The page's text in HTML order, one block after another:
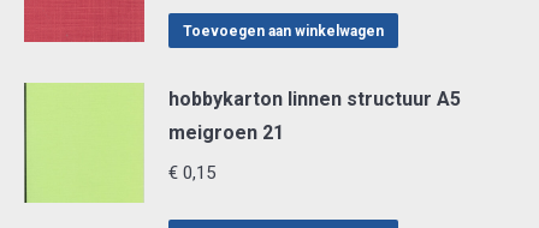
Toevoegen aan winkelwagen
hobbykarton linnen structuur A5
meigroen 21
€ 0,15